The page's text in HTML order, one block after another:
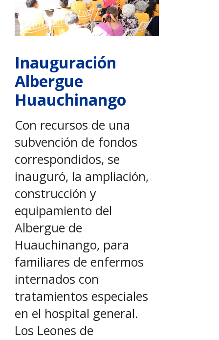
Inauguración
Albergue
Huauchinango
Con recursos de una
subvención de fondos
correspondidos, se
inauguró, la ampliación,
construcción y
equipamiento del
Albergue de
Huauchinango, para
familiares de enfermos
internados con
tratamientos especiales
en el hospital general.
Los Leones de